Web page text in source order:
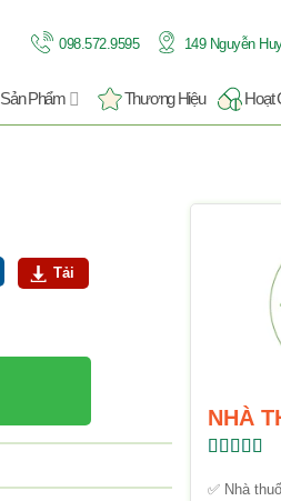
098.572.9595 149 Nguyễn
Sản Phẩm Thương Hiệu Hoạt
Tải
NHÀ
hạng5.00
✅ Nhà